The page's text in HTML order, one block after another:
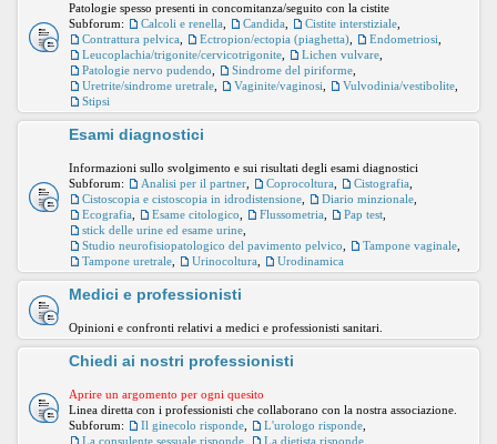
Patologie spesso presenti in concomitanza/seguito con la cistite
Subforum:
Calcoli e renella Candida Cistite interstiziale
Contrattura pelvica
Ectropion/ectopia (piaghetta) Endometriosi
Leucoplachia/trigonite/cervicotrigonite
Lichen vulvare
Patologie nervo pudendo
Sindrome del piriforme
Uretrite/sindrome uretrale
Vaginite/vaginosi Vulvodinia/vestibolite
Stipsi
Esami diagnostici
Informazioni sullo svolgimento e sui risultati degli esami diagnostici
Subforum:
Analisi per il partner Coprocoltura Cistografia
Cistoscopia e cistoscopia in idrodistensione
Diario minzionale
Ecografia
Esame citologico Flussometria Pap test
stick delle urine ed esame urine
Studio neurofisiopatologico del pavimento pelvico
Tampone vaginale
Tampone uretrale
Urinocoltura Urodinamica
Medici e professionisti
Opinioni e confronti relativi a medici e professionisti sanitari.
Chiedi ai nostri professionisti
Aprire un argomento per ogni quesito
Linea diretta con i professionisti che collaborano con la nostra associazione.
Subforum:
Il ginecolo risponde L'urologo risponde
La consulente sessuale risponde
La dietista risponde